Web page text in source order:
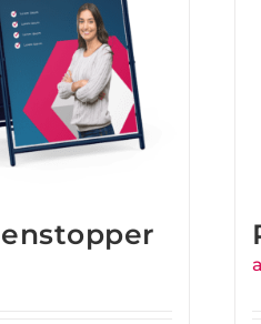
Speisekarten &
Plakate & Poster